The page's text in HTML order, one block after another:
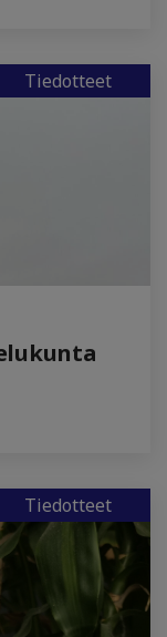
Tiedotteet
Tiedotteet